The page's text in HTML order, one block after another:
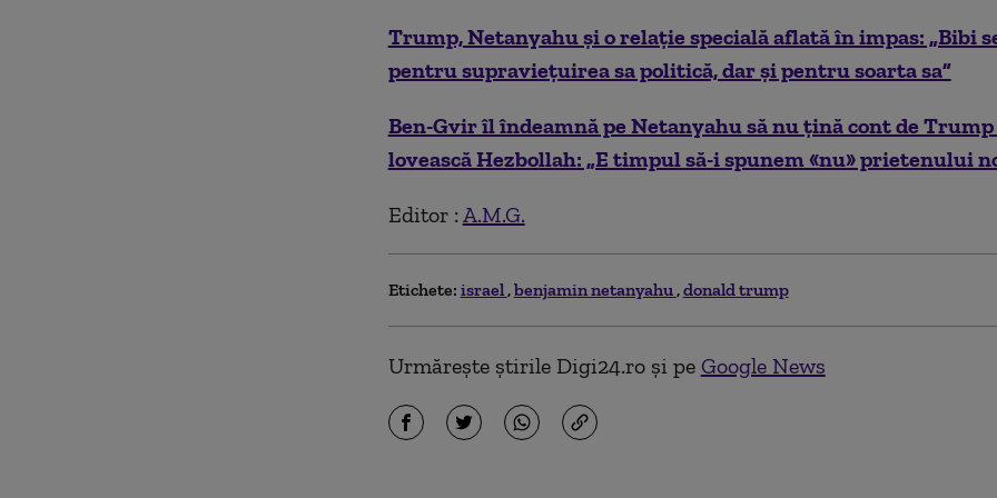
Trump, Netanyahu și o relație specială aflată în impas: „Bibi
pentru supraviețuirea sa politică, dar și pentru soarta sa”
Ben-Gvir îl îndeamnă pe Netanyahu să nu țină cont de Trump
lovească Hezbollah: „E timpul să-i spunem «nu» prietenului
Editor : A.M.G.
Etichete: israel benjamin netanyahu donald trump
Urmărește știrile Digi24.ro și pe Google News